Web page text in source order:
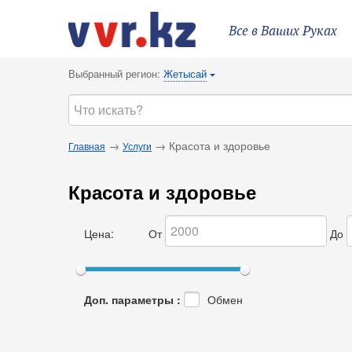
Все в Ваших Руках
Выбранный регион: Жетысай {
Главная → Услуги → Красота и здоровье
Красота и здоровье
Цена: От До
Доп. параметры : Обмен